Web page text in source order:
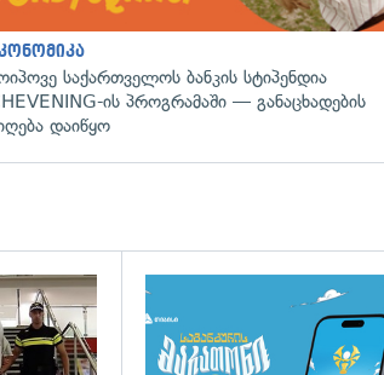
საქართველოს ბანკის სტიპენდია
ის პროგრამაში — განაცხადების
დაიწყო